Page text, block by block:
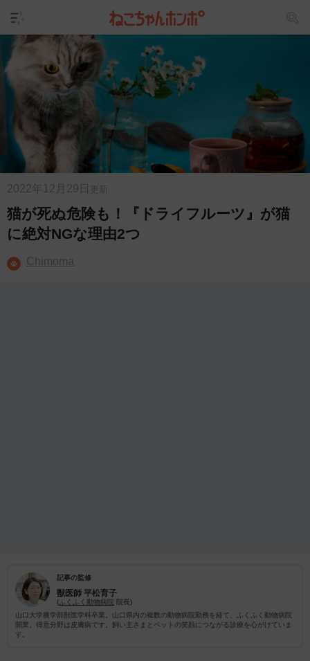
2022年12月29日 更新
猫が死ぬ危険も！『ドライフルーツ』が猫
に絶対NGな理由2つ
Chimoma
記事の監修
獣医師 平松育子
( ふくふく動物病院 院長)
山口大学農学部獣医学科卒業。山口県内の複数の動物病院勤務を経て、ふくふく動物病院
開業。得意分野は皮膚病です。飼い主さまとペットの笑顔につながる診療を心がけていま
す。